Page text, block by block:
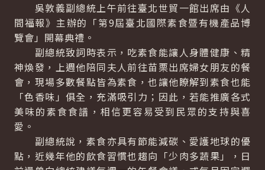
吳敦義副總統上午前往臺北世貿一館出席由《人
間福報》主辦的「第9屆臺北國際素食暨有機產品博
覽會」開幕典禮。
副總統致詞時表示，吃素食能讓人身體健康、精
神煥發，上週他陪同夫人前往苗栗出席婦女朋友的餐
會，現場多數餐點皆為素食，也讓他瞭解到素食也能
「色香味」俱全，充滿吸引力；因此，若能推廣各式
美味的素食食譜，相信更容易受到民眾的支持與喜
愛。
副總統說，素食亦具有節能減碳、愛護地球的優
點，近幾年他的飲食習慣也趨向「少肉多蔬果」，日